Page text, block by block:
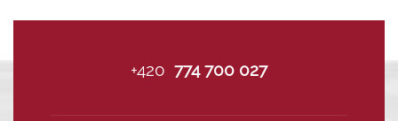
+420 774 700 027